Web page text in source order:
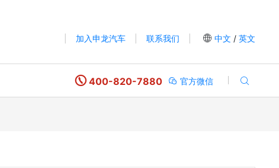
加入申龙汽车 联系我们 中文 / 英文
400-820-7880 官方微信